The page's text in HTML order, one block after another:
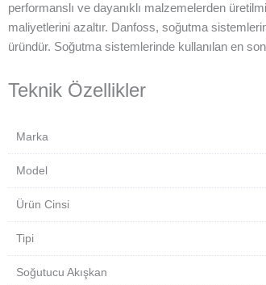
performanslı ve dayanıklı malzemelerden
maliyetlerini azaltır. Danfoss, soğutma
üründür. Soğutma sistemlerinde kullanılan en
Teknik Özellikler
Marka
Model
Ürün Cinsi
Tipi
Soğutucu Akışkan